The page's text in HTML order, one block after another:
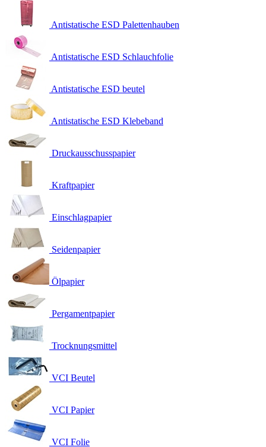
Antistatische ESD Palettenhauben
Antistatische ESD Schlauchfolie
Antistatische ESD beutel
Antistatische ESD Klebeband
Druckausschusspapier
Kraftpapier
Einschlagpapier
Seidenpapier
Ölpapier
Pergamentpapier
Trocknungsmittel
VCI Beutel
VCI Papier
VCI Folie